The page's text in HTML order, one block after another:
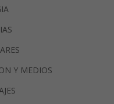
Y MEDIOS